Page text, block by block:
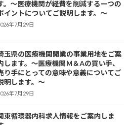
。～医療機関が経費を削減する一つの
イントについてご説明します。～
年7月29日
玉県の医療機関開業の事業用地をご案
します。～医療機関Ｍ＆Aの買い手、
り手にとっての意味や意義についてご
明します。～
年7月29日
東循環器内科求人情報をご案内しま